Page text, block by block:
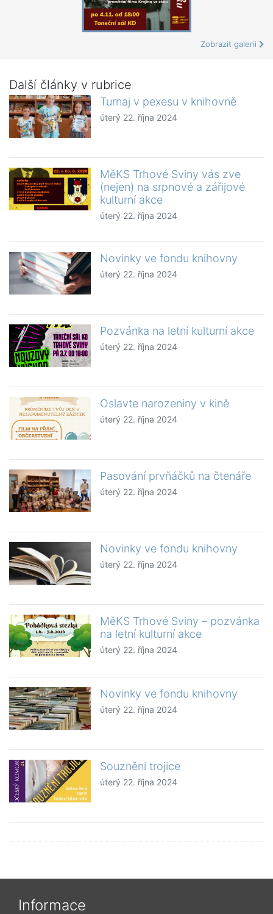
Zobrazit galerii
Další články v rubrice
Turnaj v pexesu v knihovně
úterý 22. října 2024
MěKS Trhové Sviny vás zve
(nejen) na srpnové a zářijové
kulturní akce
úterý 22. října 2024
Novinky ve fondu knihovny
úterý 22. října 2024
Pozvánka na letní kulturní akce
úterý 22. října 2024
Oslavte narozeniny v kině
úterý 22. října 2024
Pasování prvňáčků na čtenáře
úterý 22. října 2024
Novinky ve fondu knihovny
úterý 22. října 2024
MěKS Trhové Sviny – pozvánka
na letní kulturní akce
úterý 22. října 2024
Novinky ve fondu knihovny
úterý 22. října 2024
Souznění trojice
úterý 22. října 2024
Informace